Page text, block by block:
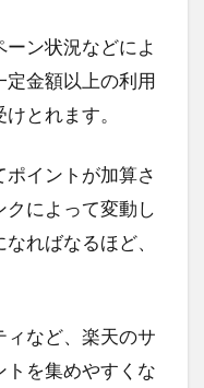
ン状況などによ
金額以上の利用
とれます。
イントが加算さ
によって変動し
ればなるほど、
ィなど、楽天のサ
トを集めやすくな